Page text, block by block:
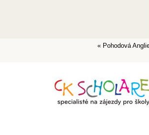
« Pohodová